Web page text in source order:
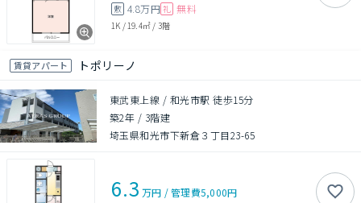
敷 4.8万円 礼 無料
1K / 19.4㎡ / 3階
賃貸アパート トポリーノ
東武東上線 / 和光市駅 徒歩15分
築2年 / 3階建
埼玉県和光市下新倉３丁目23-65
6.3 万円 /管理費5,000円